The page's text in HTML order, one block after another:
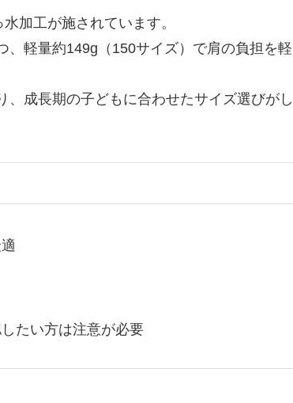
加工が施されています。
、軽量約149g（150サイズ）で肩の負担を軽
成長期の子どもに合わせたサイズ選びがし
たい方は注意が必要